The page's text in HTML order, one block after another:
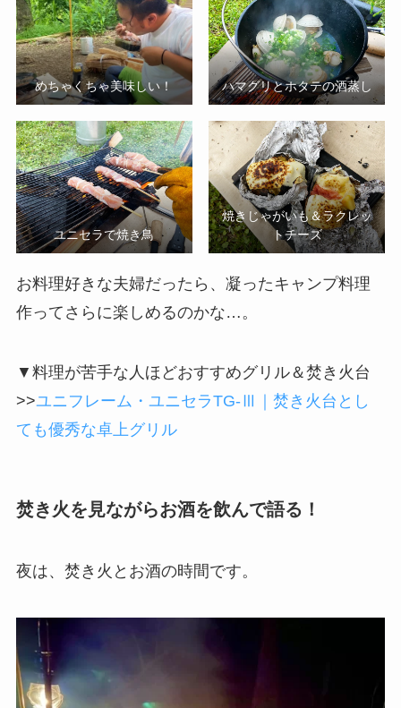
めちゃくちゃ美味しい！ ハマグリとホタテの酒蒸し
ユニセラで焼き鳥
焼きじゃがいも＆ラクレッ
トチーズ
お料理好きな夫婦だったら、凝ったキャンプ料理
作ってさらに楽しめるのかな…。
▼料理が苦手な人ほどおすすめグリル＆焚き火台
>>ユニフレーム・ユニセラTG-Ⅲ｜焚き火台とし
ても優秀な卓上グリル
焚き火を見ながらお酒を飲んで語る！
夜は、焚き火とお酒の時間です。